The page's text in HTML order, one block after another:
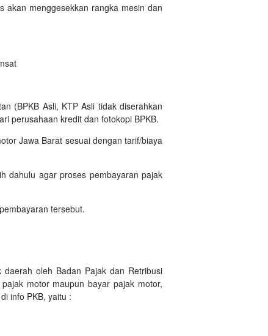
akan menggesekkan rangka mesin dan
(BPKB Asli, KTP Asli tidak diserahkan
perusahaan kredit dan fotokopi BPKB.
Jawa Barat sesuai dengan tarif/biaya
dahulu agar proses pembayaran pajak
tersebut.
oleh Badan Pajak dan Retribusi
motor maupun bayar pajak motor,
info PKB, yaitu :